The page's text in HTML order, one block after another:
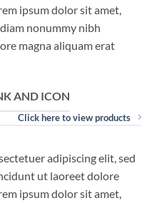
ipsum dolor sit amet,
nonummy nibh
magna aliquam erat
AND ICON
Click here to view products
adipiscing elit, sed
ut laoreet dolore
ipsum dolor sit amet,